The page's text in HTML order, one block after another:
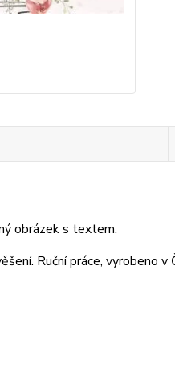
obrázek s textem.
Ruční práce, vyrobeno v